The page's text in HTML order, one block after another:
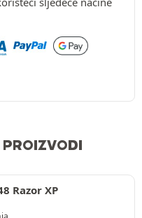
Razor XP